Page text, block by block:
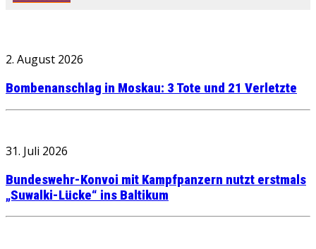
2. August 2026
Bombenanschlag in Moskau: 3 Tote und 21 Verletzte
31. Juli 2026
Bundeswehr-Konvoi mit Kampfpanzern nutzt erstmals
„Suwalki-Lücke“ ins Baltikum